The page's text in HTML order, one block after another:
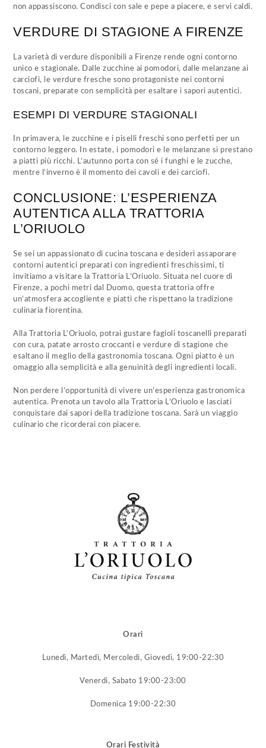
non appassiscono. Condisci con sale e pepe a piacere, e servi caldi.
VERDURE DI STAGIONE A FIRENZE
La varietà di verdure disponibili a Firenze rende ogni contorno
unico e stagionale. Dalle zucchine ai pomodori, dalle melanzane ai
carciofi, le verdure fresche sono protagoniste nei contorni
toscani, preparate con semplicità per esaltare i sapori autentici.
ESEMPI DI VERDURE STAGIONALI
In primavera, le zucchine e i piselli freschi sono perfetti per un
contorno leggero. In estate, i pomodori e le melanzane si prestano
a piatti più ricchi. L’autunno porta con sé i funghi e le zucche,
mentre l’inverno è il momento dei cavoli e dei carciofi.
CONCLUSIONE: L’ESPERIENZA
AUTENTICA ALLA TRATTORIA
L’ORIUOLO
Se sei un appassionato di cucina toscana e desideri assaporare
contorni autentici preparati con ingredienti freschissimi, ti
invitiamo a visitare la Trattoria L’Oriuolo. Situata nel cuore di
Firenze, a pochi metri dal Duomo, questa trattoria offre
un’atmosfera accogliente e piatti che rispettano la tradizione
culinaria fiorentina.
Alla Trattoria L’Oriuolo, potrai gustare fagioli toscanelli preparati
con cura, patate arrosto croccanti e verdure di stagione che
esaltano il meglio della gastronomia toscana. Ogni piatto è un
omaggio alla semplicità e alla genuinità degli ingredienti locali.
Non perdere l’opportunità di vivere un’esperienza gastronomica
autentica. Prenota un tavolo alla Trattoria L’Oriuolo e lasciati
conquistare dai sapori della tradizione toscana. Sarà un viaggio
culinario che ricorderai con piacere.
Orari
Lunedì, Martedì, Mercoledì, Giovedì, 19:00-22:30
Venerdì, Sabato 19:00-23:00
Domenica 19:00-22:30
Orari Festività